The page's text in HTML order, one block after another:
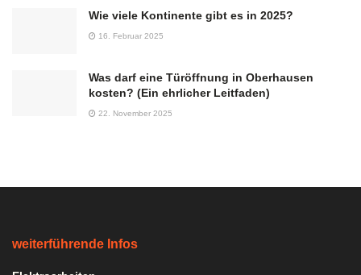
Wie viele Kontinente gibt es in 2025?
16. Februar 2025
Was darf eine Türöffnung in Oberhausen
kosten? (Ein ehrlicher Leitfaden)
22. November 2025
weiterführende Infos